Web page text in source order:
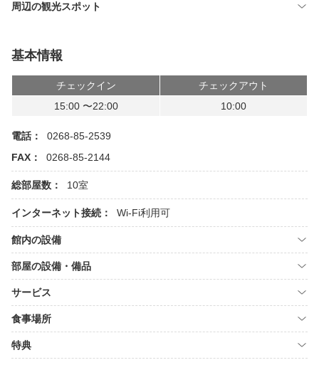
周辺の観光スポット
基本情報
チェックイン
チェックアウト
15:00 〜22:00
10:00
電話：
0268-85-2539
FAX：
0268-85-2144
総部屋数： 10室
インターネット接続： Wi-Fi利用可
館内の設備
部屋の設備・備品
サービス
食事場所
特典